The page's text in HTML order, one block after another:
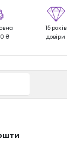
₴
15 років
довіри